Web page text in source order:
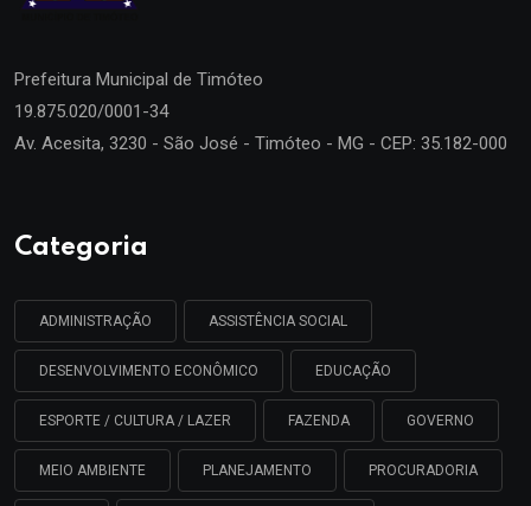
Prefeitura Municipal de Timóteo
19.875.020/0001-34
Av. Acesita, 3230 - São José - Timóteo - MG - CEP: 35.182-000
Categoria
ADMINISTRAÇÃO ASSISTÊNCIA SOCIAL
DESENVOLVIMENTO ECONÔMICO EDUCAÇÃO
ESPORTE / CULTURA / LAZER FAZENDA GOVERNO
MEIO AMBIENTE PLANEJAMENTO PROCURADORIA